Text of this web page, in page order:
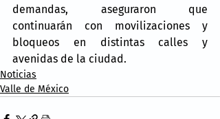
demandas, aseguraron que
continuarán con movilizaciones y
bloqueos en distintas calles y
avenidas de la ciudad.
Noticias
Valle de México